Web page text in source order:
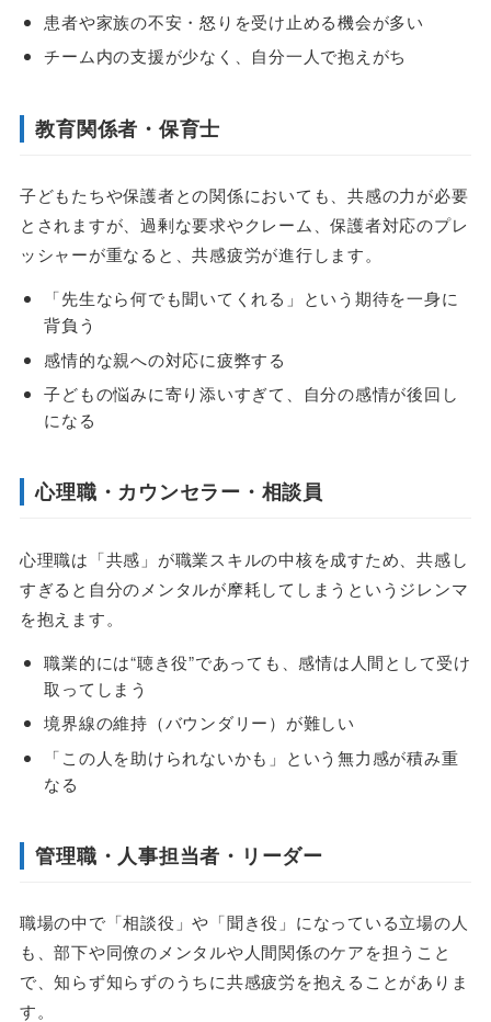
患者や家族の不安・怒りを受け止める機会が多い
チーム内の支援が少なく、自分一人で抱えがち
教育関係者・保育士
子どもたちや保護者との関係においても、共感の力が必要
とされますが、過剰な要求やクレーム、保護者対応のプレ
ッシャーが重なると、共感疲労が進行します。
「先生なら何でも聞いてくれる」という期待を一身に
背負う
感情的な親への対応に疲弊する
子どもの悩みに寄り添いすぎて、自分の感情が後回し
になる
心理職・カウンセラー・相談員
心理職は「共感」が職業スキルの中核を成すため、共感し
すぎると自分のメンタルが摩耗してしまうというジレンマ
を抱えます。
職業的には“聴き役”であっても、感情は人間として受け
取ってしまう
境界線の維持（バウンダリー）が難しい
「この人を助けられないかも」という無力感が積み重
なる
管理職・人事担当者・リーダー
職場の中で「相談役」や「聞き役」になっている立場の人
も、部下や同僚のメンタルや人間関係のケアを担うこと
で、知らず知らずのうちに共感疲労を抱えることがありま
す。